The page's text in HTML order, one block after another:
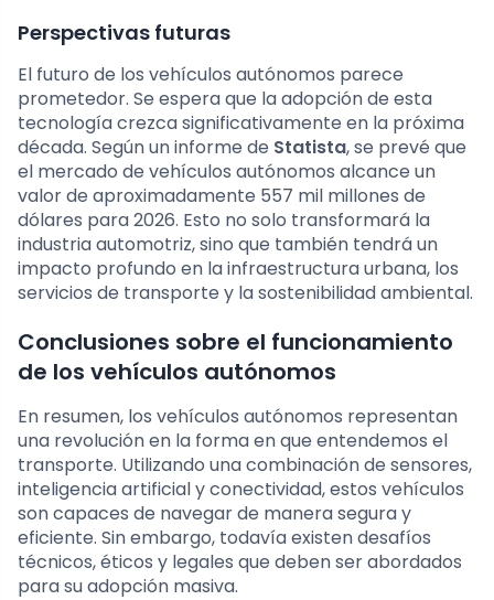
Perspectivas futuras
El futuro de los vehículos autónomos parece
prometedor. Se espera que la adopción de esta
tecnología crezca significativamente en la próxima
década. Según un informe de Statista, se prevé que
el mercado de vehículos autónomos alcance un
valor de aproximadamente 557 mil millones de
dólares para 2026. Esto no solo transformará la
industria automotriz, sino que también tendrá un
impacto profundo en la infraestructura urbana, los
servicios de transporte y la sostenibilidad ambiental.
Conclusiones sobre el funcionamiento
de los vehículos autónomos
En resumen, los vehículos autónomos representan
una revolución en la forma en que entendemos el
transporte. Utilizando una combinación de sensores,
inteligencia artificial y conectividad, estos vehículos
son capaces de navegar de manera segura y
eficiente. Sin embargo, todavía existen desafíos
técnicos, éticos y legales que deben ser abordados
para su adopción masiva.